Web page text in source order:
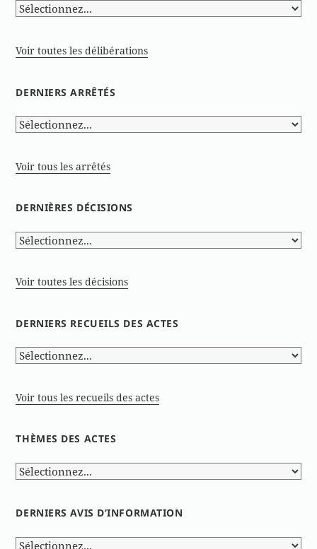
Voir toutes les délibérations
DERNIERS ARRÊTÉS
Voir tous les arrêtés
DERNIÈRES DÉCISIONS
Voir toutes les décisions
DERNIERS RECUEILS DES ACTES
Voir tous les recueils des actes
THÈMES DES ACTES
DERNIERS AVIS D’INFORMATION